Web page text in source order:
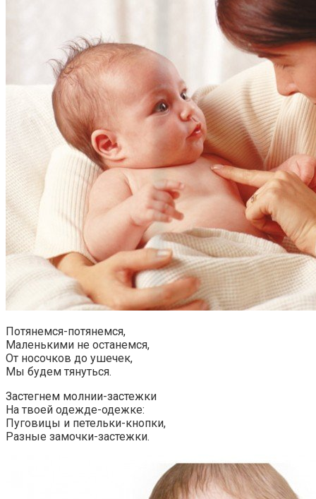
Потянемся-потянемся,
Маленькими не останемся,
От носочков до ушечек,
Мы будем тянуться.
Застегнем молнии-застежки
На твоей одежде-одежке:
Пуговицы и петельки-кнопки,
Разные замочки-застежки.